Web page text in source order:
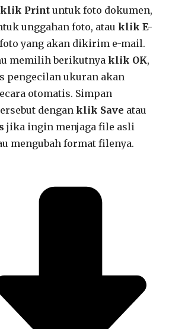
klik Print untuk foto dokumen,
unggahan foto, atauklik E-
yang akan dikirim e-mail.
memilih berikutnyaklik OK,
pengecilan ukuran akan
otomatis. Simpan
denganklik Save atau
jika ingin menjaga file asli
mengubah format filenya.